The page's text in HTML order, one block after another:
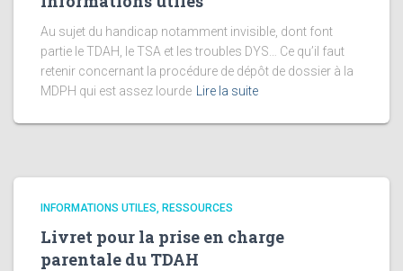
Au sujet du handicap notamment invisible, dont font
partie le TDAH, le TSA et les troubles DYS… Ce qu’il faut
retenir concernant la procédure de dépôt de dossier à la
MDPH qui est assez lourde
Lire la suite
INFORMATIONS UTILES, RESSOURCES
Livret pour la prise en charge
parentale du TDAH